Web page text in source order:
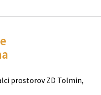
prostorov ZD Tolmin,